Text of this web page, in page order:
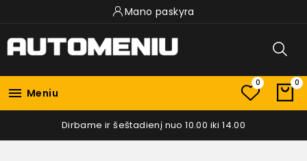
Mano paskyra
 Meniu
0 0
Dirbame ir šeštadienį nuo 10.00 iki 14.00